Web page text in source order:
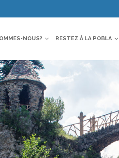
NOUS? RESTEZ À LA POBLA